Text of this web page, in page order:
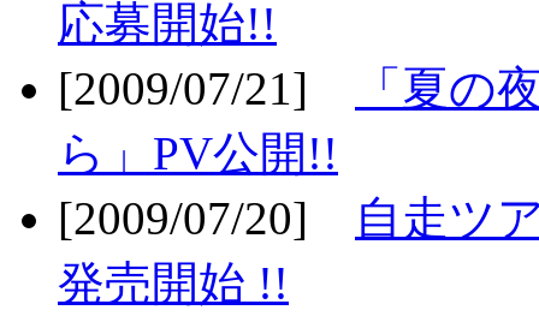
応募開始!!
[2009/07/21]
「夏の
ら」PV公開!!
[2009/07/20]
自走ツ
発売開始 !!